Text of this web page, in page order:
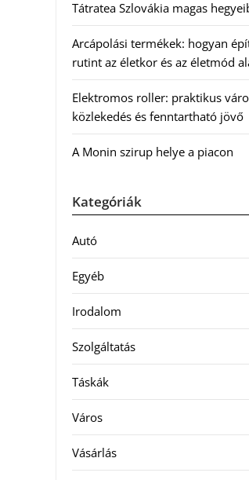
Tátratea Szlovákia magas
Arcápolási termékek: hogyan
rutint az életkor és az életmód
Elektromos roller: praktikus
közlekedés és fenntartható jövő
A Monin szirup helye a piacon
Kategóriák
Autó
Egyéb
Irodalom
Szolgáltatás
Táskák
Város
Vásárlás